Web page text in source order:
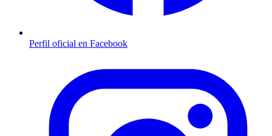
Perfil oficial en Facebook